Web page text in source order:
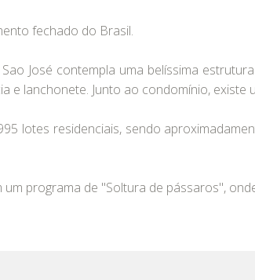
fechado do Brasil.
José contempla uma belíssima
e lanchonete. Junto ao condomínio, existe
lotes residenciais, sendo
programa de "Soltura de pássaros",